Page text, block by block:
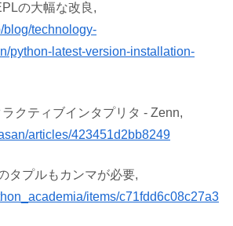
の大幅な改良,
blog/technology-
python-latest-version-installation-
クティブインタプリタ - Zenn,
articles/423451d2bb8249
タプルもカンマが必要,
items/c71fdd6c08c27a3